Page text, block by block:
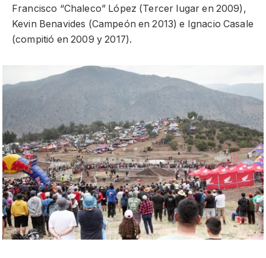
Francisco “Chaleco” López (Tercer lugar en 2009),
Kevin Benavides (Campeón en 2013) e Ignacio Casale
(compitió en 2009 y 2017).